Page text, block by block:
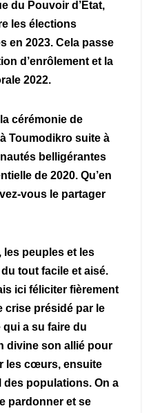
du Pouvoir d’État,
les élections
en 2023. Cela passe
d’enrôlement et la
2022.
cérémonie de
Toumodikro suite à
belligérantes
de 2020. Qu’en
vous le partager
les peuples et les
tout facile et aisé.
ici féliciter fièrement
crise présidé par le
qui a su faire du
divine son allié pour
les cœurs, ensuite
populations. On a
pardonner et se